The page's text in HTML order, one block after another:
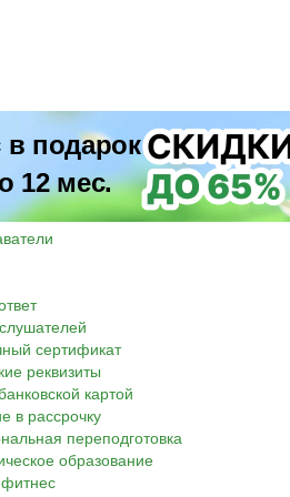
в подарок
12 мес.
8 800 500-30-45
сертификат
реквизиты
картой
в рассрочку
переподготовка
образование